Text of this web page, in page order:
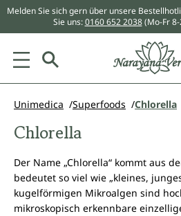
springen
Melden Sie sich gern über unsere
Sie uns:0160 652 2038 (Mo-Fr
Unimedica Superfoods Chlorella
Chlorella
Der Name „Chlorella“ kommt aus
bedeutet so viel wie „kleines,
kugelförmigen Mikroalgen sind
mikroskopisch erkennbare